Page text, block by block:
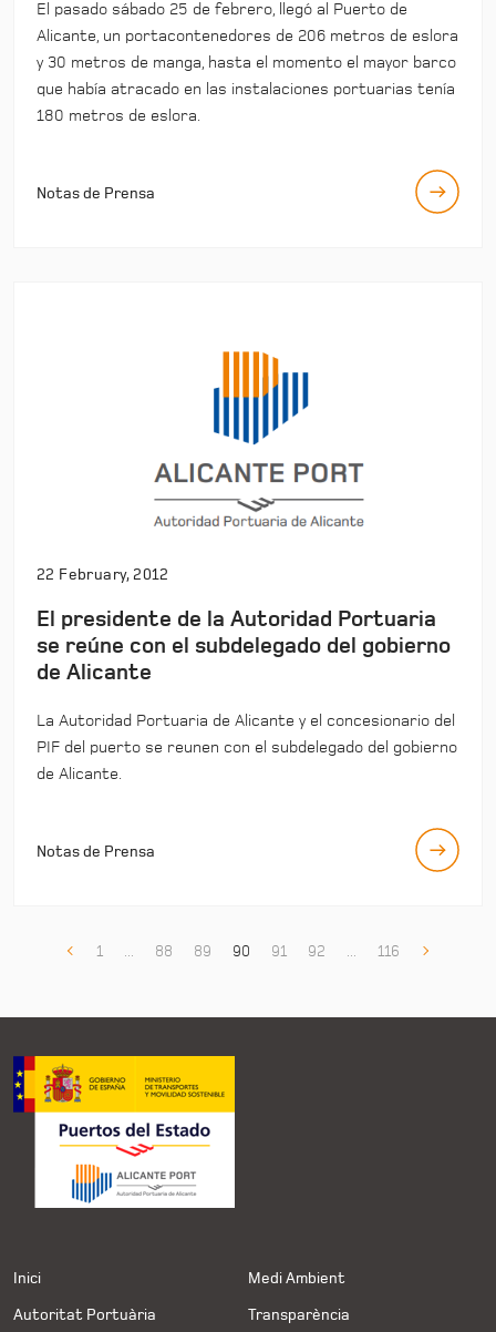
El pasado sábado 25 de febrero, llegó al Puerto de
Alicante, un portacontenedores de 206 metros de eslora
y 30 metros de manga, hasta el momento el mayor barco
que había atracado en las instalaciones portuarias tenía
180 metros de eslora.
Notas de Prensa
22 February, 2012
El presidente de la Autoridad Portuaria
se reúne con el subdelegado del gobierno
de Alicante
La Autoridad Portuaria de Alicante y el concesionario del
PIF del puerto se reunen con el subdelegado del gobierno
de Alicante.
Notas de Prensa
1 ... 88 89 90 91 92 ... 116
Inici
Autoritat Portuària
Medi Ambient
Transparència